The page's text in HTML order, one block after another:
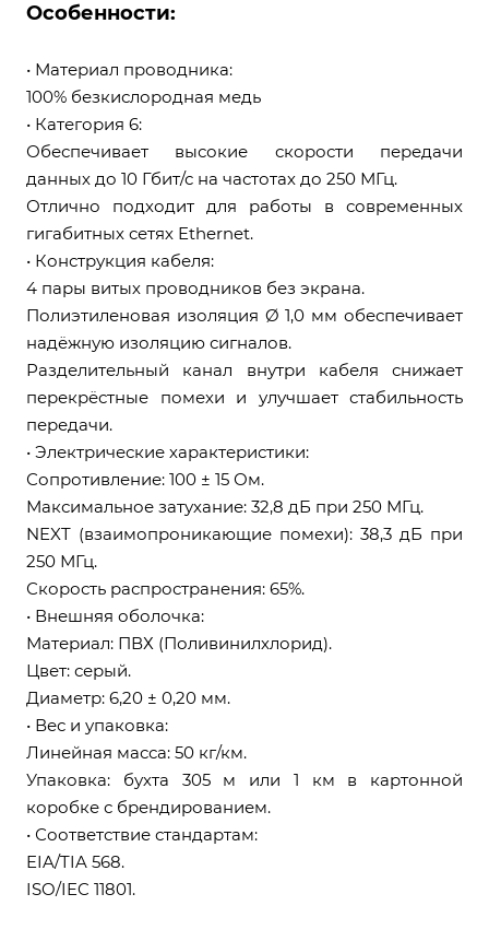
Особенности:
• Материал проводника:
100% безкислородная медь
• Категория 6:
Обеспечивает высокие скорости передачи
данных до 10 Гбит/с на частотах до 250 МГц.
Отлично подходит для работы в современных
гигабитных сетях Ethernet.
• Конструкция кабеля:
4 пары витых проводников без экрана.
Полиэтиленовая изоляция Ø 1,0 мм обеспечивает
надёжную изоляцию сигналов.
Разделительный канал внутри кабеля снижает
перекрёстные помехи и улучшает стабильность
передачи.
• Электрические характеристики:
Сопротивление: 100 ± 15 Ом.
Максимальное затухание: 32,8 дБ при 250 МГц.
NEXT (взаимопроникающие помехи): 38,3 дБ при
250 МГц.
Скорость распространения: 65%.
• Внешняя оболочка:
Материал: ПВХ (Поливинилхлорид).
Цвет: серый.
Диаметр: 6,20 ± 0,20 мм.
• Вес и упаковка:
Линейная масса: 50 кг/км.
Упаковка: бухта 305 м или 1 км в картонной
коробке с брендированием.
• Соответствие стандартам:
EIA/TIA 568.
ISO/IEC 11801.